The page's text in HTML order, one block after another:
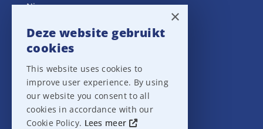
Nieuws
Training Events
Privacy verklaring
Disclaimer
×
Deze website gebruikt
cookies
This website uses cookies to
improve user experience. By using
our website you consent to all
cookies in accordance with our
Cookie Policy. Lees meer